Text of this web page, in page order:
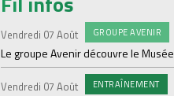
Vendredi 07 Août GROUPE AVENIR
Le groupe Avenir découvre le
Vendredi 07 Août ENTRAÎNEMENT